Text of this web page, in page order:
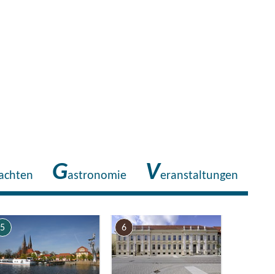
Gastronomie Veranstaltungen
5 6